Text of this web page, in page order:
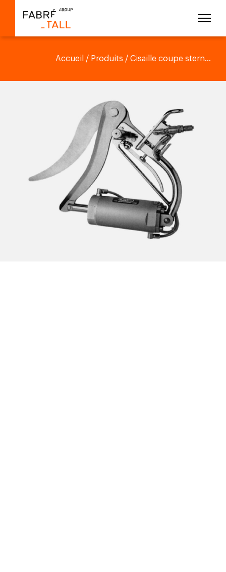
Accueil / Produits / Cisaille coupe stern...